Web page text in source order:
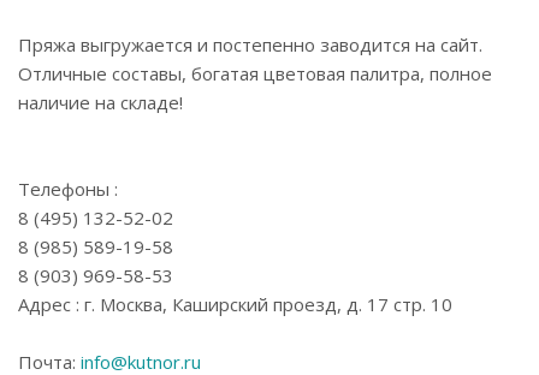
Пряжа выгружается и постепенно заводится на сайт.
Отличные составы, богатая цветовая палитра, полное
наличие на складе!
Телефоны :
8 (495) 132-52-02
8 (985) 589-19-58
8 (903) 969-58-53
Адрес : г. Москва, Каширский проезд, д. 17 стр. 10
Почта: info@kutnor.ru